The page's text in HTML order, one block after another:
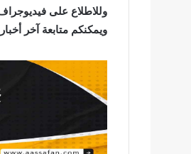
وللاطلاع على
ويمكنكم متابعة آخر